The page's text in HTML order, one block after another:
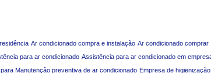
Ar condicionado compra e instalação Ar condicionado comprar
para ar condicionado Assistência para ar condicionado em
Manutenção preventiva de ar condicionado Empresa de